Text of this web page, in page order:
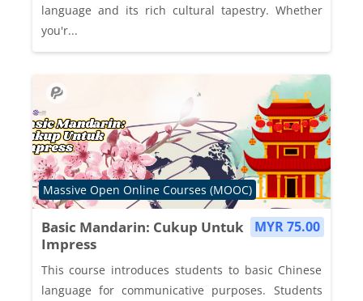
language and its rich cultural tapestry. Whether
you'r...
MYR 75.00
Basic Mandarin: Cukup Untuk
Impress
Course category
Massive Open Online Courses (MOOC)
This course introduces students to basic Chinese
language for communicative purposes. Students